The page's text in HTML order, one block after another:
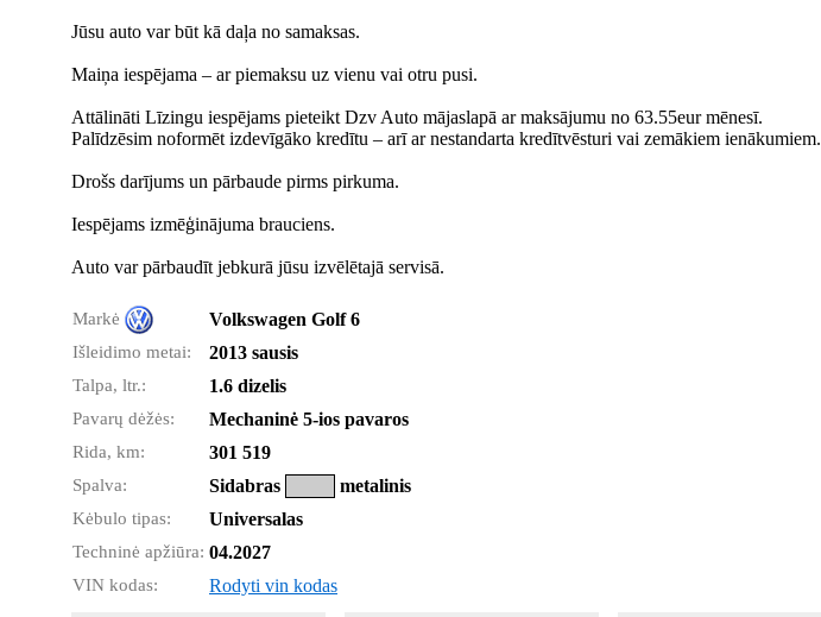
Jūsu auto var būt kā daļa no samaksas.
Maiņa iespējama – ar piemaksu uz vienu vai otru pusi.
Attālināti Līzingu iespējams pieteikt Dzv Auto mājaslapā ar maksājumu no 63.55eur mēnesī.
Palīdzēsim noformēt izdevīgāko kredītu – arī ar nestandarta kredītvēsturi vai zemākiem ienākumiem.
Drošs darījums un pārbaude pirms pirkuma.
Iespējams izmēģinājuma brauciens.
Auto var pārbaudīt jebkurā jūsu izvēlētajā servisā.
Markė Volkswagen Golf 6
Išleidimo metai: 2013 sausis
Talpa, ltr.: 1.6 dizelis
Pavarų dėžės: Mechaninė 5-ios pavaros
Rida, km: 301 519
Spalva: Sidabras metalinis
Kėbulo tipas: Universalas
Techninė apžiūra: 04.2027
VIN kodas: Rodyti vin kodas